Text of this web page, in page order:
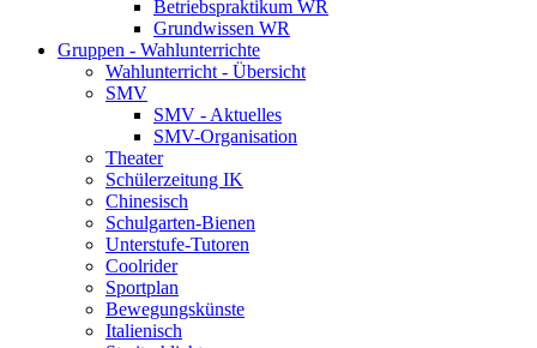
Betriebspraktikum WR
Grundwissen WR
Gruppen - Wahlunterrichte
Wahlunterricht - Übersicht
SMV
SMV - Aktuelles
SMV-Organisation
Theater
Schülerzeitung IK
Chinesisch
Schulgarten-Bienen
Unterstufe-Tutoren
Coolrider
Sportplan
Bewegungskünste
Italienisch